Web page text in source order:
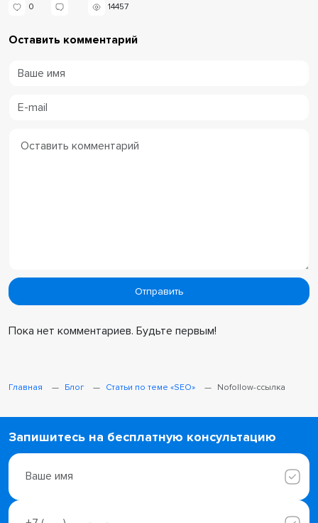
0 14457
Оставить комментарий
Пока нет комментариев. Будьте первым!
Главная Блог Cтатьи по теме «SEO» Nofollow-ссылка
Запишитесь на бесплатную консультацию